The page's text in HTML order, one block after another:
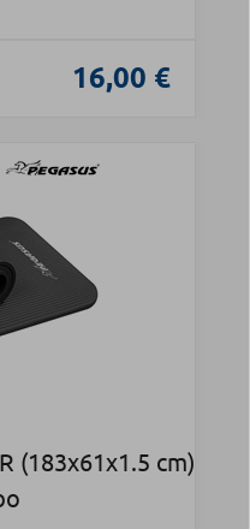
16,00 €
(183x61x1.5 cm)